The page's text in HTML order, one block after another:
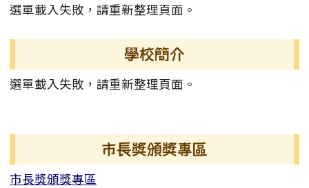
選單載入失敗，請重新整理頁面。
學校簡介
選單載入失敗，請重新整理頁面。
右邊區域內容市長獎頒獎專區
市長獎頒獎專區